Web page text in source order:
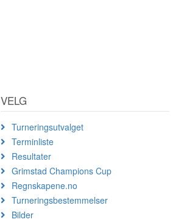
VELG
Turneringsutvalget
Terminliste
Resultater
Grimstad Champions Cup
Regnskapene.no
Turneringsbestemmelser
Bilder